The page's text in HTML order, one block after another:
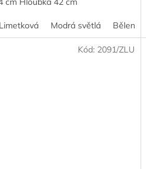
Borovice Buk Dub
Limetková Modrá světlá Bělený
Kód: 2091/ZLU